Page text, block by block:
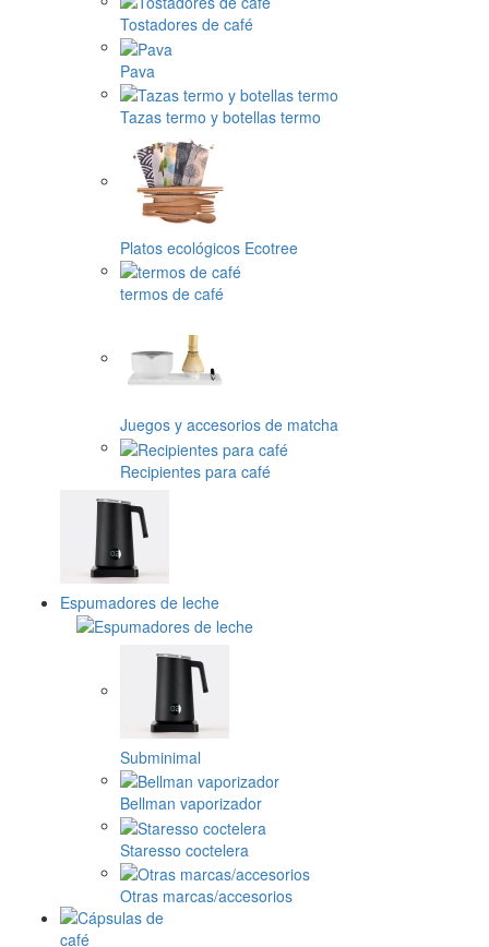
Tostadores de café
Pava
Tazas termo y botellas termo
Platos ecológicos Ecotree
termos de café
Juegos y accesorios de matcha
Recipientes para café
Espumadores de leche
Subminimal
Bellman vaporizador
Staresso coctelera
Otras marcas/accesorios